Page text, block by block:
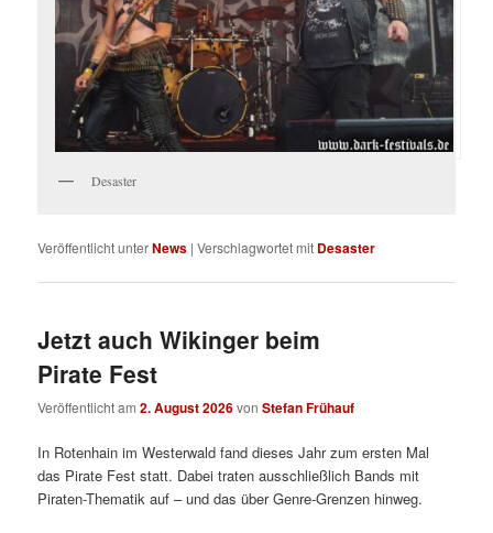
Desaster
Veröffentlicht unterNews |Verschlagwortet mit Desaster
Jetzt auch Wikinger beim
Pirate Fest
Veröffentlicht am2. August 2026vonStefan Frühauf
In Rotenhain im Westerwald fand dieses Jahr zum ersten Mal
das Pirate Fest statt. Dabei traten ausschließlich Bands mit
Piraten-Thematik auf – und das über Genre-Grenzen hinweg.